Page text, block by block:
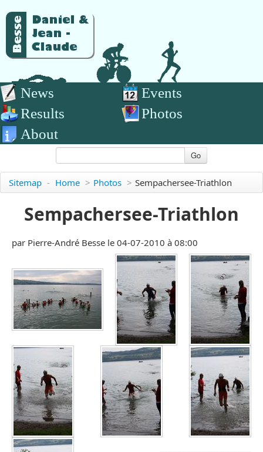
News
Events
Results
Photos
About
Go
Sitemap - Home > Photos > Sempachersee-Triathlon
Sempachersee-Triathlon
par Pierre-André Besse le 04-07-2010 à 08:00